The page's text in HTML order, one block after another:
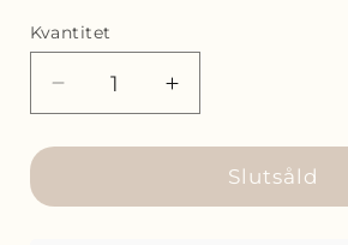
Kvantitet
Minska
kvantitet
för
Kin
Öka
kvantitet
för
Skultuna
Kin
Slutsåld